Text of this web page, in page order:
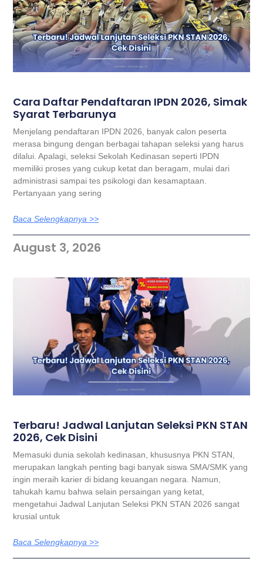
Cara Daftar Pendaftaran IPDN 2026, Simak
Syarat Terbarunya
Menjelang pendaftaran IPDN 2026, banyak calon peserta
merasa bingung dengan berbagai tahapan seleksi yang harus
dilalui. Apalagi, seleksi Sekolah Kedinasan seperti IPDN
memiliki proses yang cukup ketat dan beragam, mulai dari
administrasi sampai tes psikologi dan kesamaptaan.
Pertanyaan yang sering
Baca Selengkapnya >>
August 3, 2026
Terbaru! Jadwal Lanjutan Seleksi PKN STAN
2026, Cek Disini
Memasuki dunia sekolah kedinasan, khususnya PKN STAN,
merupakan langkah penting bagi banyak siswa SMA/SMK yang
ingin meraih karier di bidang keuangan negara. Namun,
tahukah kamu bahwa selain persaingan yang ketat,
mengetahui Jadwal Lanjutan Seleksi PKN STAN 2026 sangat
krusial untuk
Baca Selengkapnya >>